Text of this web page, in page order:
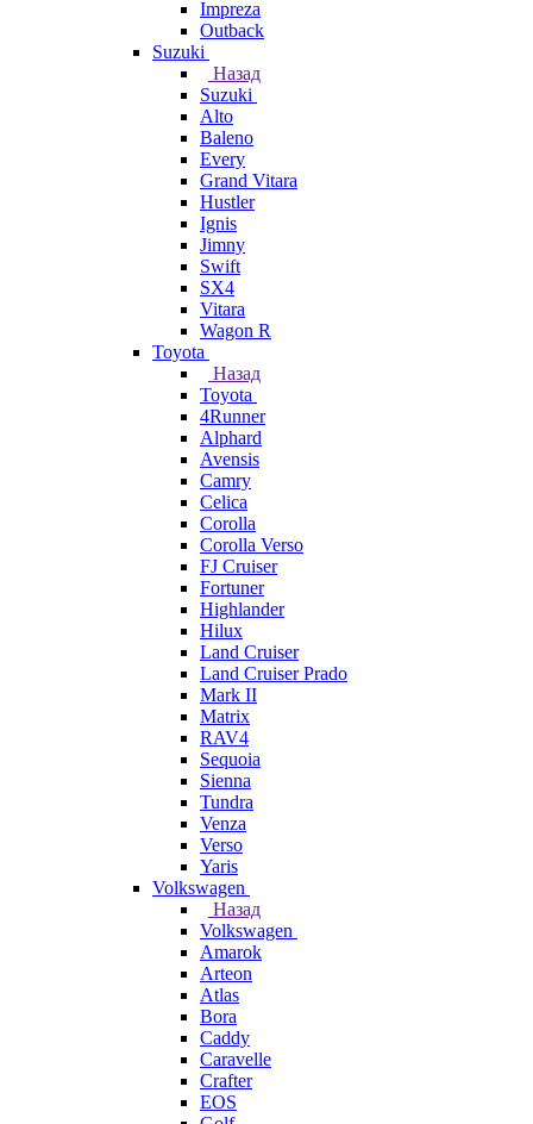
Impreza
Outback
Suzuki
Назад
Suzuki
Alto
Baleno
Every
Grand Vitara
Hustler
Ignis
Jimny
Swift
SX4
Vitara
Wagon R
Toyota
Назад
Toyota
4Runner
Alphard
Avensis
Camry
Celica
Corolla
Corolla Verso
FJ Cruiser
Fortuner
Highlander
Hilux
Land Cruiser
Land Cruiser Prado
Mark II
Matrix
RAV4
Sequoia
Sienna
Tundra
Venza
Verso
Yaris
Volkswagen
Назад
Volkswagen
Amarok
Arteon
Atlas
Bora
Caddy
Caravelle
Crafter
EOS